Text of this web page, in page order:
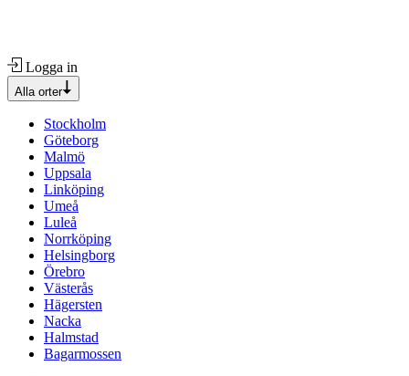
Logga in
Alla orter
Stockholm
Göteborg
Malmö
Uppsala
Linköping
Umeå
Luleå
Norrköping
Helsingborg
Örebro
Västerås
Hägersten
Nacka
Halmstad
Bagarmossen